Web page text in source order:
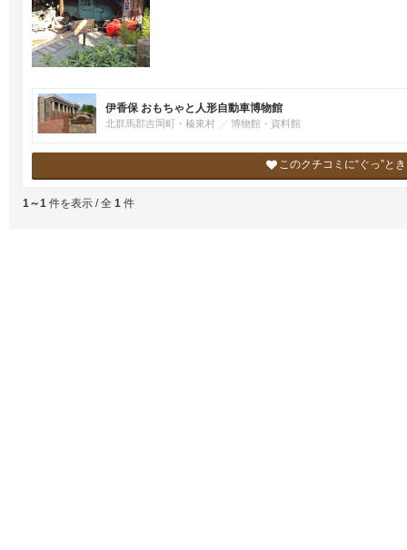
伊香保 おもちゃと人形自動車博物館
北群馬郡吉岡町・榛東村 博物館・資料館
このクチコミに“ぐっ”と
1～1 件を表示 / 全 1 件